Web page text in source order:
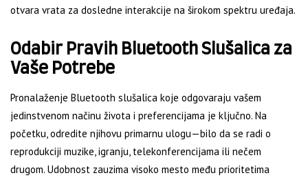
otvara vrata za dosledne interakcije na širokom spektru uređaja.
Odabir Pravih Bluetooth Slušalica za
Vaše Potrebe
Pronalaženje Bluetooth slušalica koje odgovaraju vašem
jedinstvenom načinu života i preferencijama je ključno. Na
početku, odredite njihovu primarnu ulogu—bilo da se radi o
reprodukciji muzike, igranju, telekonferencijama ili nečem
drugom. Udobnost zauzima visoko mesto među prioritetima